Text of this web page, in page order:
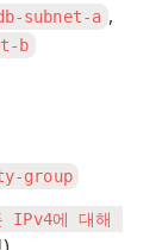
subnet-a
b
group
IPv4에 대해